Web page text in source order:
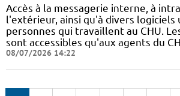
Accès à la messagerie interne, à
l'extérieur, ainsi qu'à divers logiciels
personnes qui travaillent au CHU.
sont accessibles qu'aux agents du
08/07/2026 14:22